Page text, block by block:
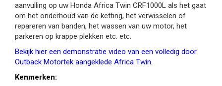
aanvulling op uw Honda Africa Twin CRF1000L als het gaat
om het onderhoud van de ketting, het verwisselen of
repareren van banden, het wassen van uw motor, het
parkeren op krappe plekken etc. etc.
Bekijk hier een demonstratie video van een volledig door
Outback Motortek aangeklede Africa Twin.
Kenmerken: